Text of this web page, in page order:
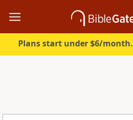
Plans start under $6/month.